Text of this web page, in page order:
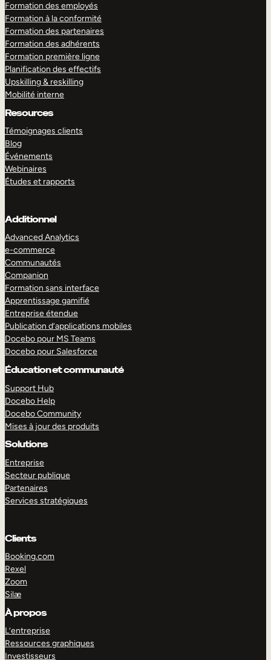
Formation des employés
Formation à la conformité
Formation des partenaires
Formation des adhérents
Formation première ligne
Planification des effectifs
Upskilling & reskilling
Mobilité interne
Resources
Témoignages clients
Blog
Événements
Webinaires
Études et rapports
Additionnel
Advanced Analytics
e-commerce
Communautés
Companion
Formation sans interface
Apprentissage gamifié
Entreprise étendue
Publication d’applications mobiles
Docebo pour MS Teams
Docebo pour Salesforce
Éducation et communauté
Support Hub
Docebo Help
Docebo Community
Mises à jour des produits
Solutions
Entreprise
Secteur publique
Partenaires
Services stratégiques
Clients
Booking.com
Rexel
Zoom
Silæ
À propos
L’entreprise
Ressources graphiques
Investisseurs